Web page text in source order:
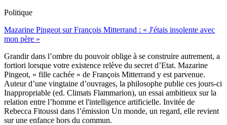
Politique
Mazarine Pingeot sur François Mitterrand : « J'étais insolente avec
mon père »
Grandir dans l’ombre du pouvoir oblige à se construire autrement, a
fortiori lorsque votre existence relève du secret d’Etat. Mazarine
Pingeot, « fille cachée » de François Mitterrand y est parvenue.
Auteur d’une vingtaine d’ouvrages, la philosophe publie ces jours-ci
Inappropriable (ed. Climats Flammarion), un essai ambitieux sur la
relation entre l’homme et l'intelligence artificielle. Invitée de
Rebecca Fitoussi dans l’émission Un monde, un regard, elle revient
sur une enfance hors du commun.